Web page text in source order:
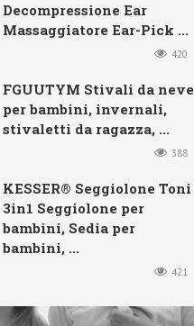
Decompressione Ear
Massaggiatore Ear-Pick ...
420
FGUUTYM Stivali da neve
per bambini, invernali,
stivaletti da ragazza, ...
388
KESSER® Seggiolone Toni
3in1 Seggiolone per
bambini, Sedia per
bambini, ...
421